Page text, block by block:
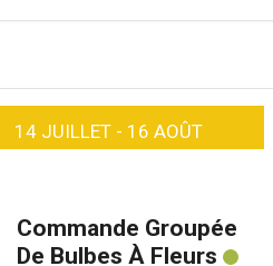
14 JUILLET - 16 AOÛT
Commande Groupée
De Bulbes À Fleurs